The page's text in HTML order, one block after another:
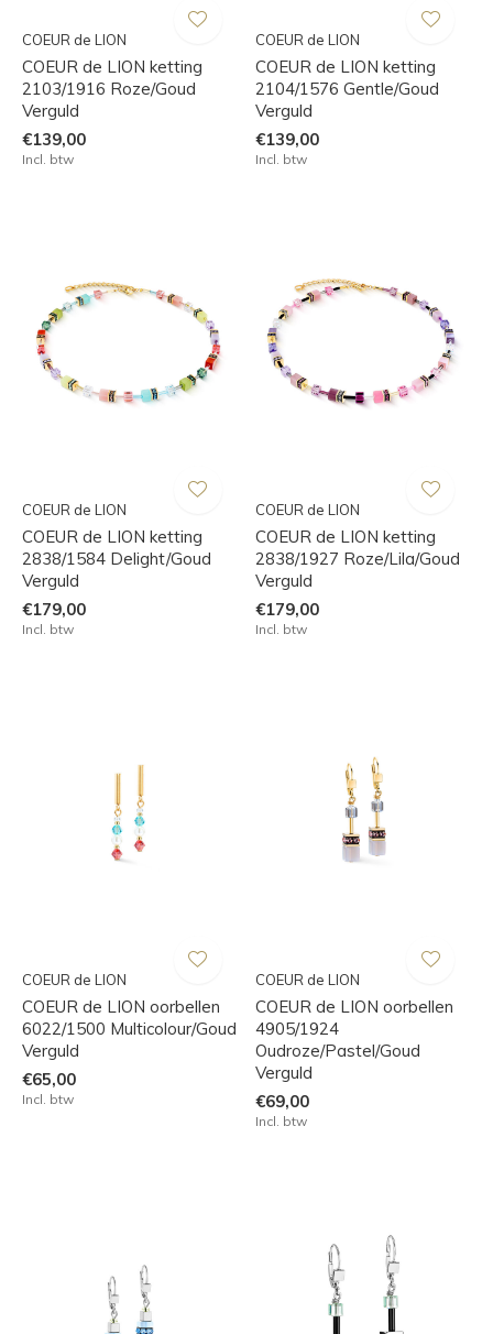
COEUR de LION
COEUR de LION ketting
2103/1916 Roze/Goud
Verguld
€139,00
Incl. btw
COEUR de LION
COEUR de LION ketting
2104/1576 Gentle/Goud
Verguld
€139,00
Incl. btw
COEUR de LION
COEUR de LION ketting
2838/1584 Delight/Goud
Verguld
€179,00
Incl. btw
COEUR de LION
COEUR de LION ketting
2838/1927 Roze/Lila/Goud
Verguld
€179,00
Incl. btw
COEUR de LION
COEUR de LION oorbellen
6022/1500 Multicolour/Goud
Verguld
€65,00
Incl. btw
COEUR de LION
COEUR de LION oorbellen
4905/1924
Oudroze/Pastel/Goud
Verguld
€69,00
Incl. btw